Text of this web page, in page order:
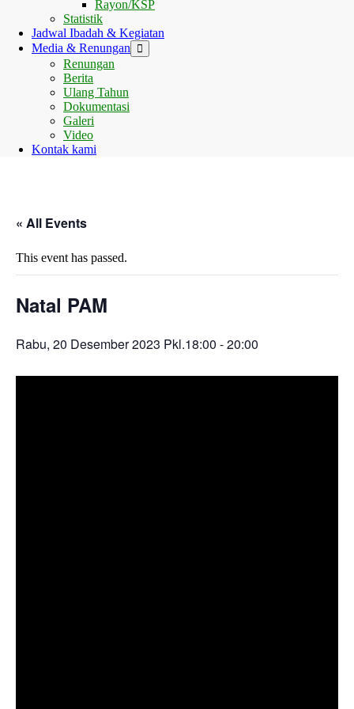
Rayon/KSP
Statistik
Jadwal Ibadah & Kegiatan
Media & Renungan
Toggle
Menu
Renungan
Berita
Ulang Tahun
Dokumentasi
Galeri
Video
Kontak kami
« All Events
This event has passed.
Natal PAM
Rabu, 20 Desember 2023 Pkl.18:00 -20:00